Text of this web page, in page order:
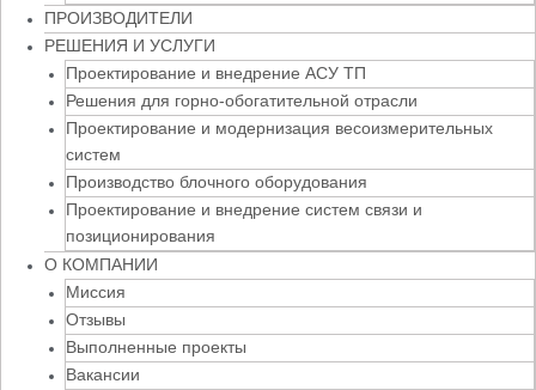
ПРОИЗВОДИТЕЛИ
РЕШЕНИЯ И УСЛУГИ
Проектирование и внедрение АСУ ТП
Решения для горно-обогатительной отрасли
Проектирование и модернизация весоизмерительных
систем
Производство блочного оборудования
Проектирование и внедрение систем связи и
позиционирования
О КОМПАНИИ
Миссия
Отзывы
Выполненные проекты
Вакансии